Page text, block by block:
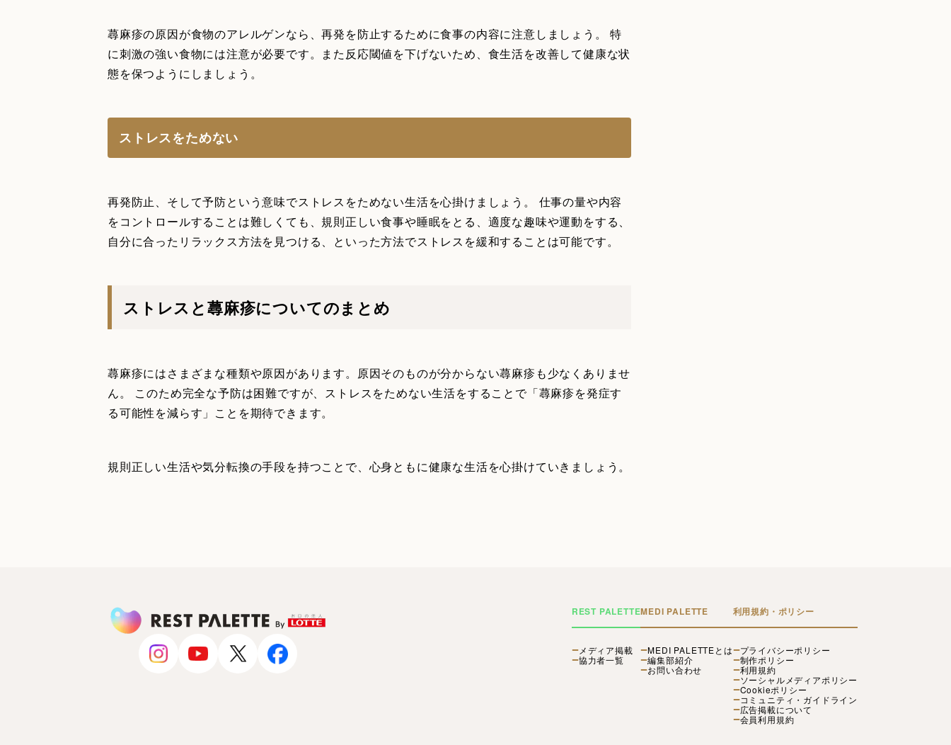
蕁麻疹の原因が食物のアレルゲンなら、再発を防止するために食事の内容に注意しましょう。 特
に刺激の強い食物には注意が必要です。また反応閾値を下げないため、食生活を改善して健康な状
態を保つようにしましょう。
ストレスをためない
再発防止、そして予防という意味でストレスをためない生活を心掛けましょう。 仕事の量や内容
をコントロールすることは難しくても、規則正しい食事や睡眠をとる、適度な趣味や運動をする、
自分に合ったリラックス方法を見つける、といった方法でストレスを緩和することは可能です。
ストレスと蕁麻疹についてのまとめ
蕁麻疹にはさまざまな種類や原因があります。原因そのものが分からない蕁麻疹も少なくありませ
ん。 このため完全な予防は困難ですが、ストレスをためない生活をすることで「蕁麻疹を発症す
る可能性を減らす」ことを期待できます。
規則正しい生活や気分転換の手段を持つことで、心身ともに健康な生活を心掛けていきましょう。
REST PALETTE
メディア掲載
協力者一覧
MEDI PALETTE
MEDI PALETTEとは
編集部紹介
お問い合わせ
利用規約・ポリシー
プライバシーポリシー
制作ポリシー
利用規約
ソーシャルメディアポリシー
Cookieポリシー
コミュニティ・ガイドライン
広告掲載について
会員利用規約